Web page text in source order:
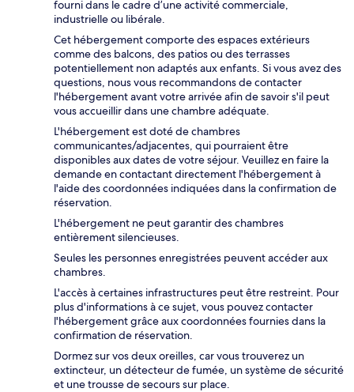
fourni dans le cadre d’une activité commerciale,
industrielle ou libérale.
Cet hébergement comporte des espaces extérieurs
comme des balcons, des patios ou des terrasses
potentiellement non adaptés aux enfants. Si vous avez des
questions, nous vous recommandons de contacter
l'hébergement avant votre arrivée afin de savoir s'il peut
vous accueillir dans une chambre adéquate.
L'hébergement est doté de chambres
communicantes/adjacentes, qui pourraient être
disponibles aux dates de votre séjour. Veuillez en faire la
demande en contactant directement l'hébergement à
l'aide des coordonnées indiquées dans la confirmation de
réservation.
L'hébergement ne peut garantir des chambres
entièrement silencieuses.
Seules les personnes enregistrées peuvent accéder aux
chambres.
L'accès à certaines infrastructures peut être restreint. Pour
plus d'informations à ce sujet, vous pouvez contacter
l'hébergement grâce aux coordonnées fournies dans la
confirmation de réservation.
Dormez sur vos deux oreilles, car vous trouverez un
extincteur, un détecteur de fumée, un système de sécurité
et une trousse de secours sur place.